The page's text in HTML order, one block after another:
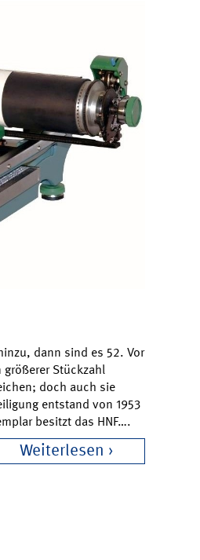
dann sind es 52. Vor
größerer Stückzahl
doch auch sie
entstand von 1953
besitzt das HNF….
Weiterlesen